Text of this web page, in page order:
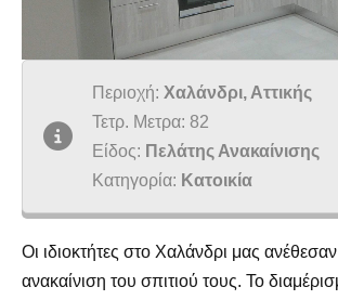
Περιοχή: Χαλάνδρι, Αττικής
Τετρ. Μετρα: 82
Είδος: Πελάτης Ανακαίνισης
Κατηγορία: Κατοικία
Οι ιδιοκτήτες στο Χαλάνδρι μας
ανακαίνιση του σπιτιού τους. Το